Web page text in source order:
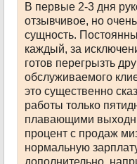
В первые 2-3 дня
отзывчивое, но
сущность.
каждый, за
готов перегрызть
обслуживаемого
это существенно
работы только
плавающими
процент с продаж
нормальную
дополнительно,